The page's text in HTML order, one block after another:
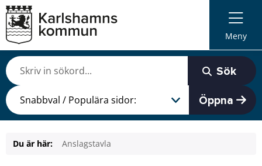
Meny
Sök
Öppna
Du är här: Anslagstavla